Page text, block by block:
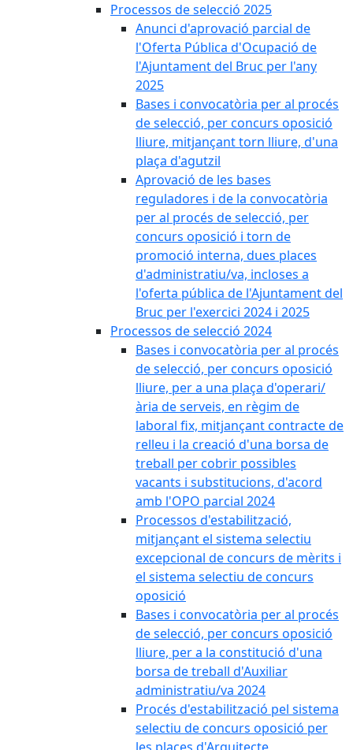
Processos de selecció 2025
Anunci d'aprovació parcial de
l'Oferta Pública d'Ocupació de
l'Ajuntament del Bruc per l'any
2025
Bases i convocatòria per al procés
de selecció, per concurs oposició
lliure, mitjançant torn lliure, d'una
plaça d'agutzil
Aprovació de les bases
reguladores i de la convocatòria
per al procés de selecció, per
concurs oposició i torn de
promoció interna, dues places
d'administratiu/va, incloses a
l'oferta pública de l'Ajuntament del
Bruc per l'exercici 2024 i 2025
Processos de selecció 2024
Bases i convocatòria per al procés
de selecció, per concurs oposició
lliure, per a una plaça d'operari/
ària de serveis, en règim de
laboral fix, mitjançant contracte de
relleu i la creació d'una borsa de
treball per cobrir possibles
vacants i substitucions, d'acord
amb l'OPO parcial 2024
Processos d'estabilització,
mitjançant el sistema selectiu
excepcional de concurs de mèrits i
el sistema selectiu de concurs
oposició
Bases i convocatòria per al procés
de selecció, per concurs oposició
lliure, per a la constitució d'una
borsa de treball d'Auxiliar
administratiu/va 2024
Procés d'estabilització pel sistema
selectiu de concurs oposició per